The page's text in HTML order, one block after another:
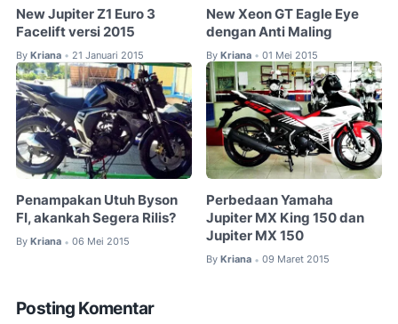
New Jupiter Z1 Euro 3
Facelift versi 2015
By Kriana • 21 Januari 2015
New Xeon GT Eagle Eye
dengan Anti Maling
By Kriana • 01 Mei 2015
Penampakan Utuh Byson
FI, akankah Segera Rilis?
By Kriana • 06 Mei 2015
Perbedaan Yamaha
Jupiter MX King 150 dan
Jupiter MX 150
By Kriana • 09 Maret 2015
Posting Komentar